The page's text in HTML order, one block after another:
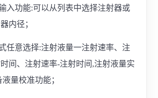
入功能:可以从列表中选择注射器或
内径；
任意选择:注射液量一注射速率、注
间、注射速率-注射时间,注射液量实
量校准功能；